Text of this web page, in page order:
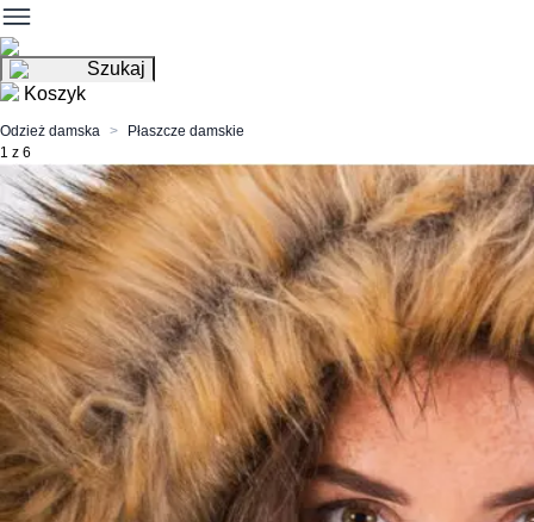
Szukaj
Koszyk
Odzież damska
Płaszcze damskie
1 z 6